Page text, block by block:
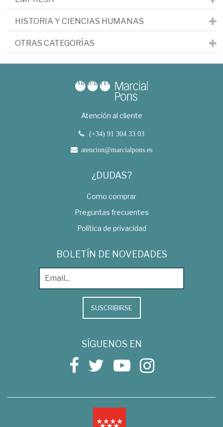
HISTORIA Y CIENCIAS HUMANAS
OTRAS CATEGORÍAS
Atención al cliente
(+34) 91 304 33 03
atencion@marcialpons.es
¿DUDAS?
Como comprar
Preguntas frecuentes
Política de privacidad
BOLETÍN DE NOVEDADES
SUSCRIBIRSE
SÍGUENOS EN